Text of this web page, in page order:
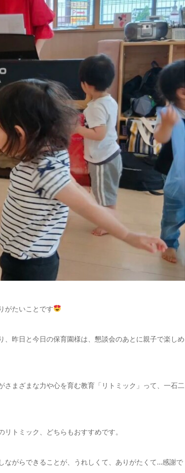
がたいことです
昨日と今日の保育園様は、懇談会のあとに親子で楽しめ
まざまな力や心を育む教育「リトミック」って、一石二
トミック、どちらもおすすめです。
がらできることが、うれしくて、ありがたくて…感謝で